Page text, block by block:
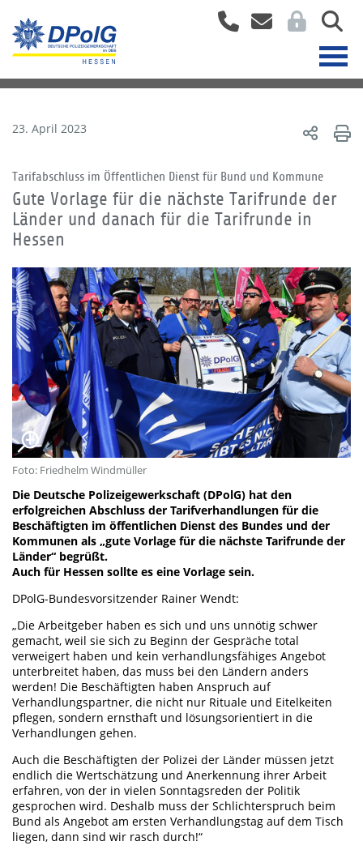
23. April 2023
Tarifabschluss im Öffentlichen Dienst für Bund und Kommune
Gute Vorlage für die nächste Tarifrunde der
Länder und danach für die Tarifrunde in
Hessen
Foto: Friedhelm Windmüller
Die Deutsche Polizeigewerkschaft (DPolG) hat den
erfolgreichen Abschluss der Tarifverhandlungen für die
Beschäftigten im öffentlichen Dienst des Bundes und der
Kommunen als „gute Vorlage für die nächste Tarifrunde der
Länder“ begrüßt.
Auch für Hessen sollte es eine Vorlage sein.
DPolG-Bundesvorsitzender Rainer Wendt:
„Die Arbeitgeber haben es sich und uns unnötig schwer
gemacht, weil sie sich zu Beginn der Gespräche total
verweigert haben und kein verhandlungsfähiges Angebot
unterbreitet haben, das muss bei den Ländern anders
werden! Die Beschäftigten haben Anspruch auf
Verhandlungspartner, die nicht nur Rituale und Eitelkeiten
pflegen, sondern ernsthaft und lösungsorientiert in die
Verhandlungen gehen.
Auch die Beschäftigten der Polizei der Länder müssen jetzt
endlich die Wertschätzung und Anerkennung ihrer Arbeit
erfahren, von der in vielen Sonntagsreden der Politik
gesprochen wird. Deshalb muss der Schlichterspruch beim
Bund als Angebot am ersten Verhandlungstag auf dem Tisch
liegen, dann sind wir rasch durch!“